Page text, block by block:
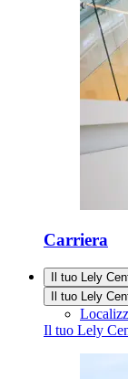
Carriera
Il tuo Lely
Il tuo Lely
Il tuo Lely